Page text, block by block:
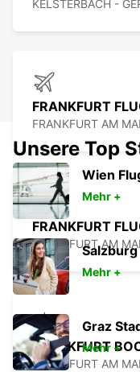
KELSTERBACH -
FRANKFURT
FRANKFURT AM
FRANKFURT
FRANKFURT AM
FRANKFURT
FRANKFURT AM
Unsere Top
Wien
Mehr +
Mehr +
Graz
Mehr +